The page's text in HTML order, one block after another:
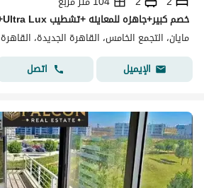
مايان، التجمع الخامس، القاهرة الجديدة، القاهرة
الإيميل
اتصل